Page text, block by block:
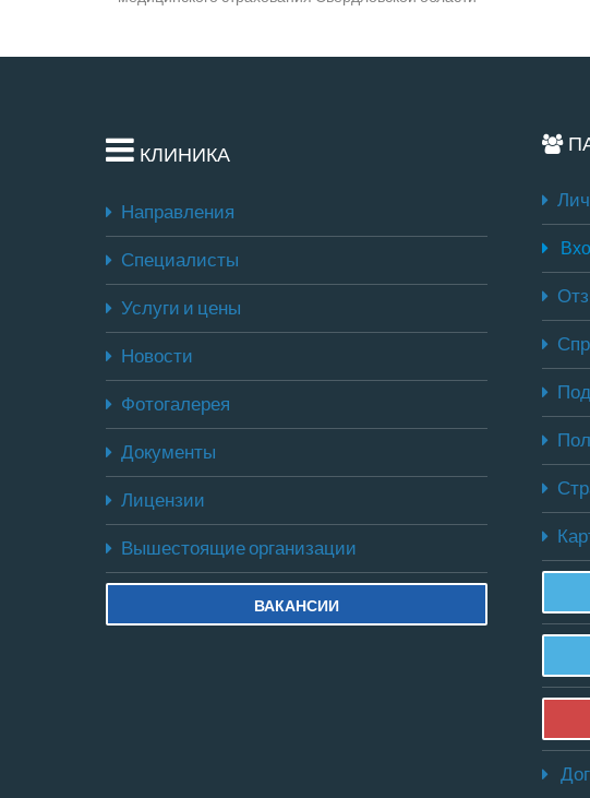
КЛИНИКА
Направления
Специалисты
Услуги и цены
Новости
Фотогалерея
Документы
Лицензии
Вышестоящие организации
ВАКАНСИИ